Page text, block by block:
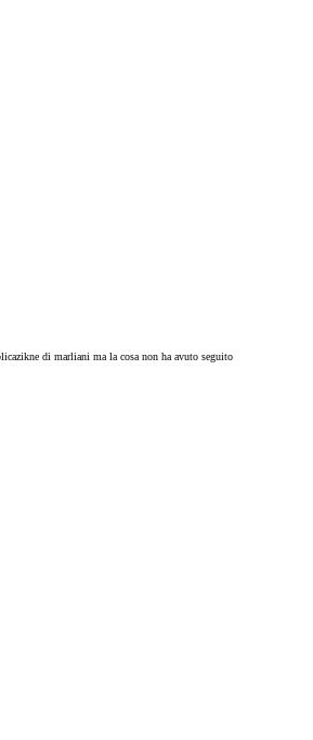
di marliani ma la cosa non ha avuto seguito